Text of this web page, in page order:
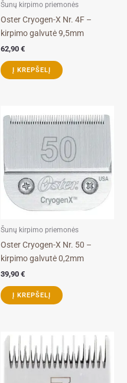
Šunų kirpimo priemonės
Oster Cryogen-X Nr. 4F –
kirpimo galvutė 9,5mm
62,90 €
Į KREPŠELĮ
Šunų kirpimo priemonės
Oster Cryogen-X Nr. 50 –
kirpimo galvutė 0,2mm
39,90 €
Į KREPŠELĮ